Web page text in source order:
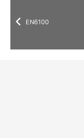
EN6100